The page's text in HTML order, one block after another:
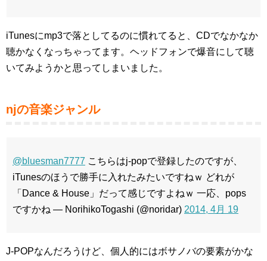
iTunesにmp3で落としてるのに慣れてると、CDでなかなか
聴かなくなっちゃってます。ヘッドフォンで爆音にして聴
いてみようかと思ってしまいました。
njの音楽ジャンル
@bluesman7777 こちらはj-popで登録したのですが、
iTunesのほうで勝手に入れたみたいですねｗ どれが
「Dance & House」だって感じですよねｗ 一応、pops
ですかね — NorihikoTogashi (@noridar) 2014, 4月 19
J-POPなんだろうけど、個人的にはボサノバの要素がかな